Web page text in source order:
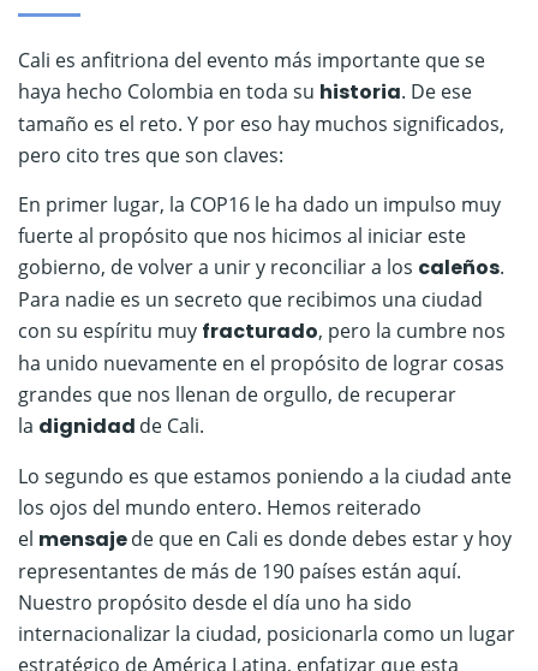
Cali es anfitriona del evento más importante que se
haya hecho Colombia en toda su historia. De ese
tamaño es el reto. Y por eso hay muchos significados,
pero cito tres que son claves:
En primer lugar, la COP16 le ha dado un impulso muy
fuerte al propósito que nos hicimos al iniciar este
gobierno, de volver a unir y reconciliar a los caleños.
Para nadie es un secreto que recibimos una ciudad
con su espíritu muy fracturado, pero la cumbre nos
ha unido nuevamente en el propósito de lograr cosas
grandes que nos llenan de orgullo, de recuperar
la dignidad de Cali.
Lo segundo es que estamos poniendo a la ciudad ante
los ojos del mundo entero. Hemos reiterado
el mensajede que en Cali es donde debes estar y hoy
representantes de más de 190 países están aquí.
Nuestro propósito desde el día uno ha sido
internacionalizar la ciudad, posicionarla como un lugar
estratégico de América Latina, enfatizar que esta